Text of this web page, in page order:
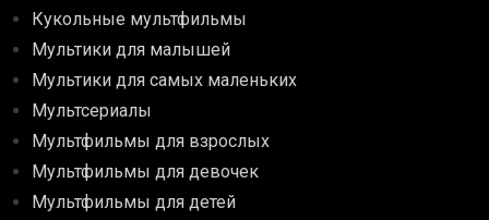
Кукольные мультфильмы
Мультики для малышей
Мультики для самых маленьких
Мультсериалы
Мультфильмы для взрослых
Мультфильмы для девочек
Мультфильмы для детей